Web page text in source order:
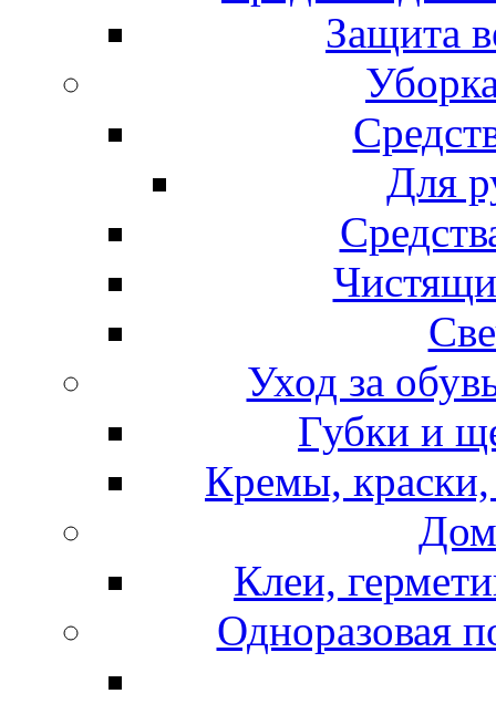
Защита
Для
Уход за
Губки и
Кремы, краски,
Клеи,
Одноразовая